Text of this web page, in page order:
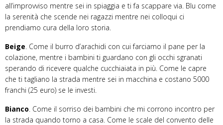
all’improvviso mentre sei in spiaggia e ti fa scappare via. Blu come
la serenità che scende nei ragazzi mentre nei colloqui ci
prendiamo cura della loro storia.
Beige. Come il burro d’arachidi con cui farciamo il pane per la
colazione, mentre i bambini ti guardano con gli occhi sgranati
sperando di ricevere qualche cucchiaiata in più. Come le capre
che ti tagliano la strada mentre sei in macchina e costano 5000
franchi (25 euro) se le investi.
Bianco. Come il sorriso dei bambini che mi corrono incontro per
la strada quando torno a casa. Come le scale del convento delle